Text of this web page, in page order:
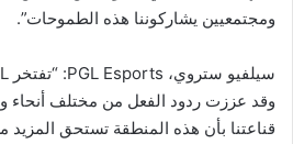
ومجتمعيين يشاركوننا هذه الطموحات”.
وقد عززت ردود الفعل من مختلف
قناعتنا بأن هذه المنطقة تستحق المزيد